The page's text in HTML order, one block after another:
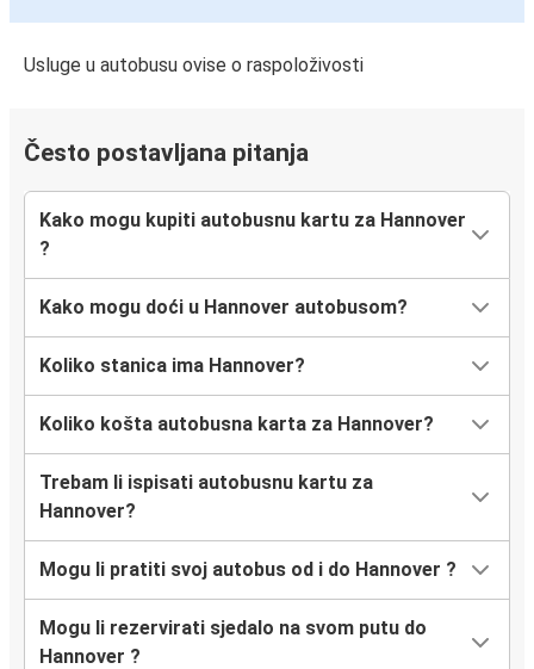
Graz
Hannover
Graz
Hannover
Venecija
Hannover
Maribor
Sarajevo
Maribor
Venecija
Usluge u autobusu ovise o raspoloživosti
Često postavljana pitanja
Kako mogu kupiti autobusnu kartu za Hannover
?
Kako mogu doći u Hannover autobusom?
Koliko stanica ima Hannover?
Koliko košta autobusna karta za Hannover?
Trebam li ispisati autobusnu kartu za
Hannover?
Mogu li pratiti svoj autobus od i do Hannover ?
Mogu li rezervirati sjedalo na svom putu do
Hannover ?